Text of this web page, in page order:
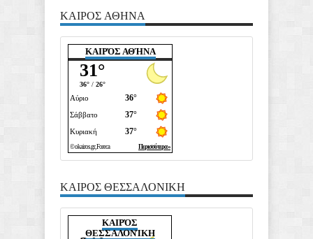
ΚΑΙΡΟΣ ΑΘΗΝΑ
ΚΑΙΡΌΣ ΑΘΉΝΑ
ΚΑΙΡΟΣ ΘΕΣΣΑΛΟΝΙΚΗ
ΚΑΙΡΌΣ
ΘΕΣΣΑΛΟΝΊΚΗ